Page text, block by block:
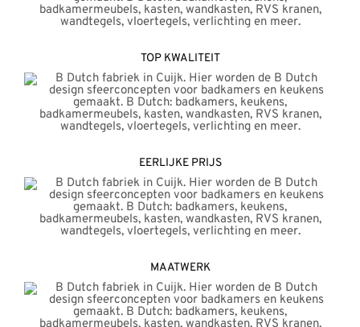
TOP KWALITEIT
EERLIJKE PRIJS
MAATWERK